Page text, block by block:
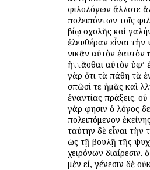
φιλολόγων ἄλλοτε
ἀπολειπόντων τοῖς
βίῳ σχολῆς καὶ
ἐλευθέραν εἶναι
νικᾶν αὐτὸν ἑαυτὸν
ἡττᾶσθαι αὐτὸν ὑφ’
γὰρ ὅτι τὰ πάθη τὰ
σπῶσί τε ἡμᾶς καὶ
ἐναντίας πράξεις. οὐ
γάρ φησιν ὁ λόγος
ἀπολειπόμενον
ταύτην δὲ εἶναι τὴν
ὡς τῇ βουλῇ τῆς
χειρόνων διαίρεσιν.
μὲν ἀεί, γένεσιν δὲ